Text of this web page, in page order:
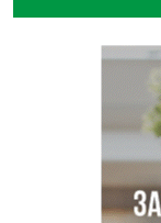
Остановку
Транспортная
в аэропорту
500 литров ухи
Бугринском